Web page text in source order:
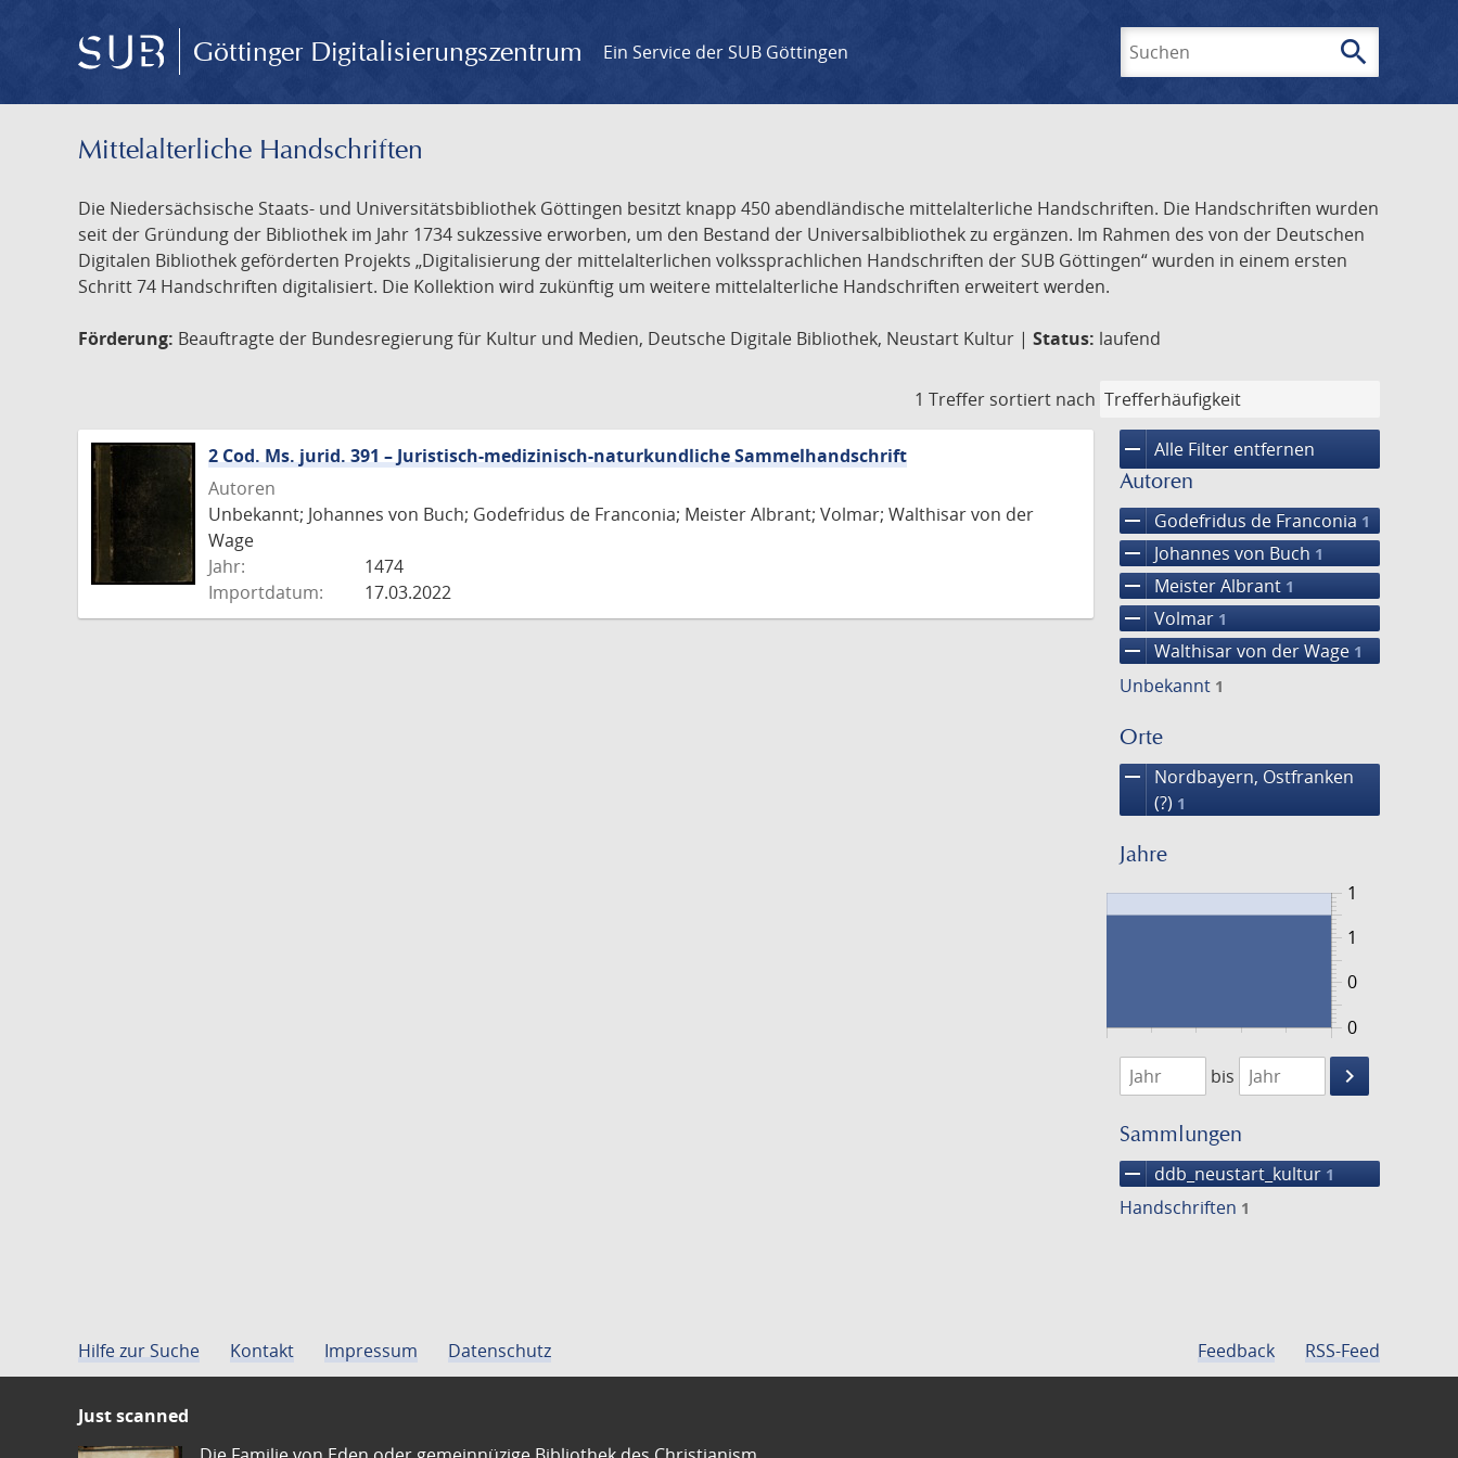
Göttinger Digitalisierungszentrum Ein Service der SUB Göttingen search
Mittelalterliche Handschriften
Die Niedersächsische Staats- und Universitätsbibliothek Göttingen besitzt knapp 450 abendländische mittelalterliche Handschriften. Die Handschriften wurden
seit der Gründung der Bibliothek im Jahr 1734 sukzessive erworben, um den Bestand der Universalbibliothek zu ergänzen. Im Rahmen des von der Deutschen
Digitalen Bibliothek geförderten Projekts „Digitalisierung der mittelalterlichen volkssprachlichen Handschriften der SUB Göttingen“ wurden in einem ersten
Schritt 74 Handschriften digitalisiert. Die Kollektion wird zukünftig um weitere mittelalterliche Handschriften erweitert werden.
Förderung: Beauftragte der Bundesregierung für Kultur und Medien, Deutsche Digitale Bibliothek, Neustart Kultur | Status: laufend
1 Treffer sortiert nach
remove Alle Filter entfernen
Autoren
remove Godefridus de Franconia 1
remove Johannes von Buch 1
remove Meister Albrant 1
remove Volmar 1
remove Walthisar von der Wage 1
Unbekannt 1
Orte
remove
Nordbayern, Ostfranken
(?) 1
Jahre
0
1
0
1
1474
1475
bis
keyboard_arrow_right
Suche
Sammlungen
remove ddb_neustart_kultur 1
Handschriften 1
2 Cod. Ms. jurid. 391 – Juristisch-medizinisch-naturkundliche Sammelhandschrift
Autoren
Unbekannt; Johannes von Buch; Godefridus de Franconia; Meister Albrant; Volmar; Walthisar von der
Wage
Jahr:
1474
Importdatum:
17.03.2022
Hilfe zur Suche Kontakt Impressum Datenschutz Feedback RSS-Feed
Just scanned